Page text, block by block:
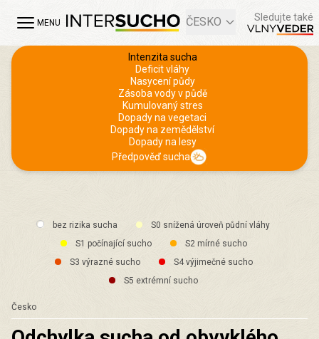
MENU ČESKO Sledujte také
Intenzita sucha
Deficit vláhy
Nasycení půdy
Zásoba vody v půdě
Kumulovaný stres
Dopady na vegetaci
Dopady na zemědělství
Dopady na lesy
Předpověď sucha
bez rizika sucha
S0 snížená úroveň půdní vláhy
S1 počínající sucho
S2 mírné sucho
S3 výrazné sucho
S4 výjimečné sucho
S5 extrémní sucho
Česko